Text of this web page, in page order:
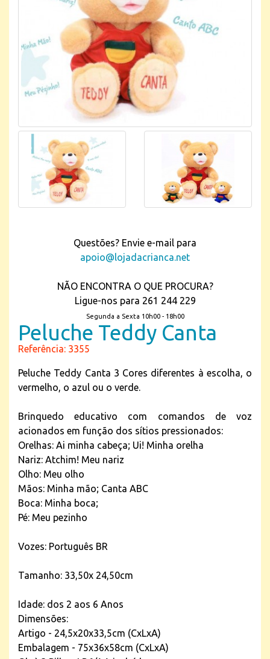
Questões? Envie e-mail para
apoio@lojadacrianca.net
NÃO ENCONTRA O QUE PROCURA?
Ligue-nos para 261 244 229
Segunda a Sexta 10h00 - 18h00
Peluche Teddy Canta
Referência: 3355
Peluche Teddy Canta 3 Cores diferentes à escolha, o
vermelho, o azul ou o verde.
Brinquedo educativo com comandos de voz
acionados em função dos sítios pressionados:
Orelhas: Ai minha cabeça; Ui! Minha orelha
Nariz: Atchim! Meu nariz
Olho: Meu olho
Mãos: Minha mão; Canta ABC
Boca: Minha boca;
Pé: Meu pezinho
Vozes: Português BR
Tamanho: 33,50x 24,50cm
Idade: dos 2 aos 6 Anos
Dimensões:
Artigo - 24,5x20x33,5cm (CxLxA)
Embalagem - 75x36x58cm (CxLxA)